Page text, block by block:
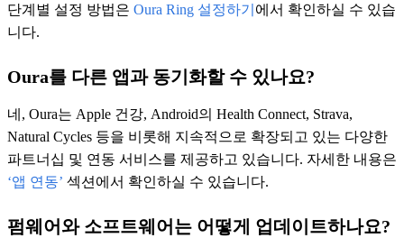
단계별 설정 방법은 Oura Ring 설정하기 에서 확인하실 수 있습
니다.
Oura를 다른 앱과 동기화할 수 있나요?
네, Oura는 Apple 건강, Android의 Health Connect, Strava,
Natural Cycles 등을 비롯해 지속적으로 확장되고 있는 다양한
파트너십 및 연동 서비스를 제공하고 있습니다. 자세한 내용은
‘앱 연동’ 섹션에서 확인하실 수 있습니다.
펌웨어와 소프트웨어는 어떻게 업데이트하나요?